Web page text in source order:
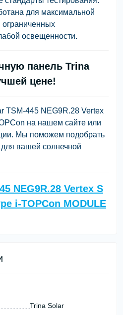
для максимальной
освещенности.
панель Trina
цене!
TSM-445 NEG9R.28 Vertex
на нашем сайте или
Мы поможем подобрать
вашей солнечной
NEG9R.28 Vertex S
i-TOPCon MODULE
Trina Solar